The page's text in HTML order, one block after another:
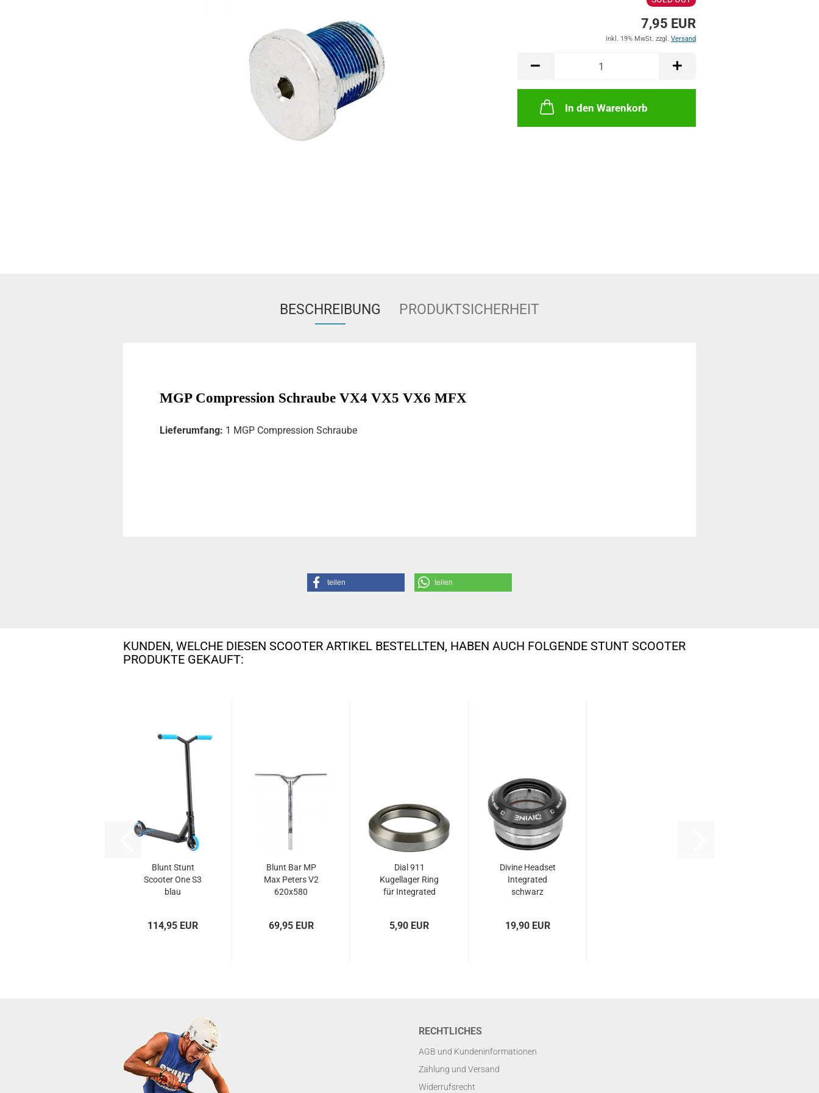
7,95 EUR
inkl. 19% MwSt. zzgl. Versand
In den Warenkorb
BESCHREIBUNG PRODUKTSICHERHEIT
MGP Compression Schraube VX4 VX5 VX6 MFX
Lieferumfang: 1 MGP Compression Schraube
teilen teilen
KUNDEN, WELCHE DIESEN SCOOTER ARTIKEL BESTELLTEN, HABEN AUCH FOLGENDE STUNT SCOOTER
PRODUKTE GEKAUFT:
Blunt Stunt
Scooter One S3
blau
114,95 EUR
Blunt Bar MP
Max Peters V2
620x580
69,95 EUR
Dial 911
Kugellager Ring
für Integrated
5,90 EUR
Divine Headset
Integrated
schwarz
19,90 EUR
RECHTLICHES
AGB und Kundeninformationen
Zahlung und Versand
Widerrufsrecht